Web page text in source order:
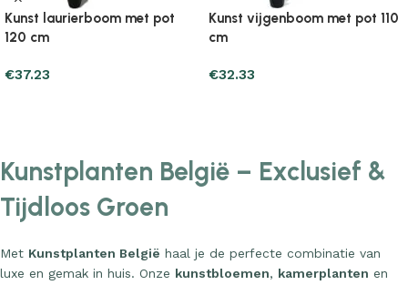
Kunst laurierboom met pot
120 cm
€37.23
Kunst vijgenboom met pot 110
cm
€32.33
Kunstplanten België – Exclusief &
Tijdloos Groen
Met Kunstplanten België haal je de perfecte combinatie van
luxe en gemak in huis. Onze kunstbloemen, kamerplanten en